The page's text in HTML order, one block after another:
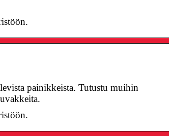
painikkeista. Tutustu muihin